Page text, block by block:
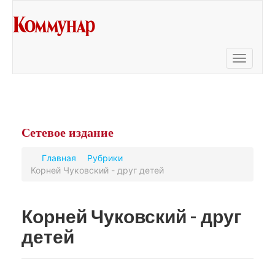
Toggle
Сетевое издание
Главная
Рубрики
Корней Чуковский - друг детей
Корней Чуковский - друг
детей